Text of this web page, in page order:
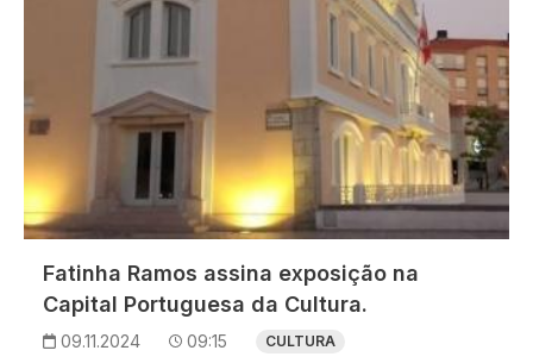
Fatinha Ramos assina exposição na
Capital Portuguesa da Cultura.
09.11.2024 09:15 CULTURA